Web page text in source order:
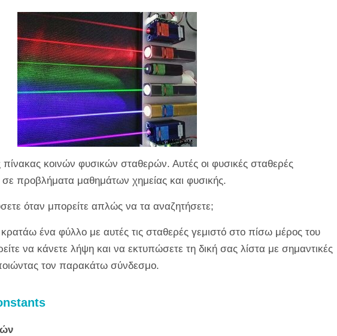
πίνακας κοινών φυσικών σταθερών. Αυτές οι φυσικές σταθερές
σε προβλήματα μαθημάτων χημείας και φυσικής.
όταν μπορείτε απλώς να τα αναζητήσετε;
ένα φύλλο με αυτές τις σταθερές γεμιστό στο πίσω μέρος του
να κάνετε λήψη και να εκτυπώσετε τη δική σας λίστα με σημαντικές
τον παρακάτω σύνδεσμο.